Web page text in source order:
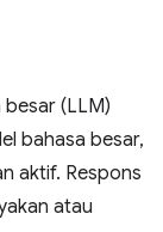
(LLM)
bahasa besar,
aktif. Respons
atau